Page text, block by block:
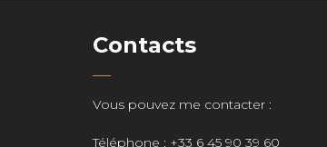
Contacts
Vous pouvez me contacter :
Téléphone : +33 6 45 90 39 60